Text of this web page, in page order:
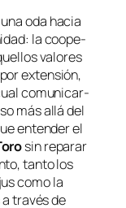
oda ha­cia
la coope­
va­lo­res
ex­ten­sión,
co­mu­ni­car­
más allá del
en­ten­der el
sin re­pa­rar
tan­to los
co­mo la
tra­vés de